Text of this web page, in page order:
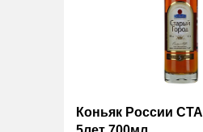
Коньяк России